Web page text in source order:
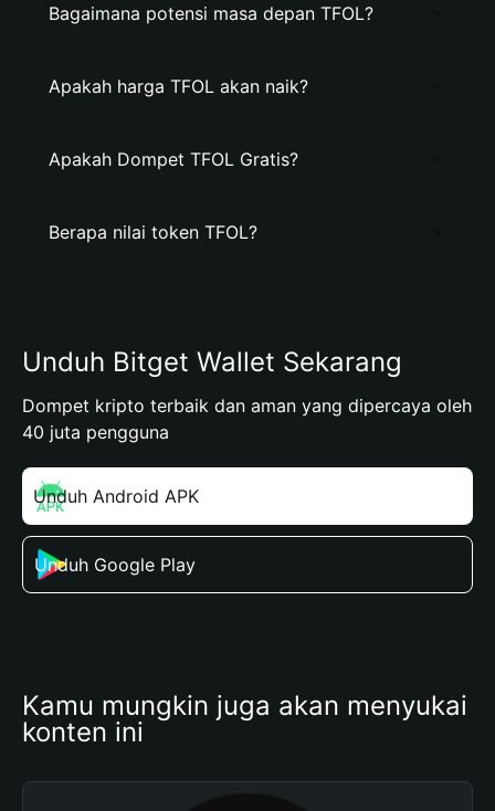
Bagaimana potensi masa depan TFOL?
Apakah harga TFOL akan naik?
Apakah Dompet TFOL Gratis?
Berapa nilai token TFOL?
Unduh Bitget Wallet Sekarang
Dompet kripto terbaik dan aman yang dipercaya oleh
40 juta pengguna
Unduh Android APK
Unduh Google Play
Kamu mungkin juga akan menyukai
konten ini